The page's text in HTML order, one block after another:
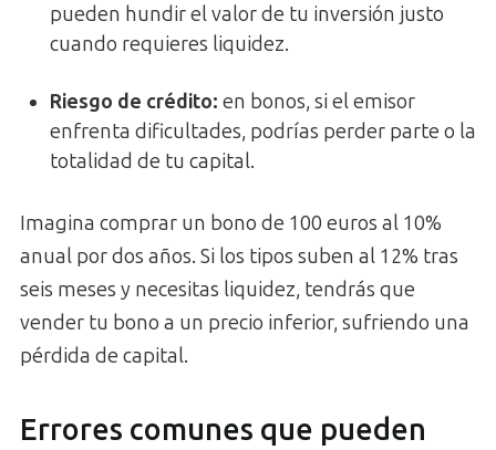
pueden hundir el valor de tu inversión justo
cuando requieres liquidez.
Riesgo de crédito: en bonos, si el emisor
enfrenta dificultades, podrías perder parte o la
totalidad de tu capital.
Imagina comprar un bono de 100 euros al 10%
anual por dos años. Si los tipos suben al 12% tras
seis meses y necesitas liquidez, tendrás que
vender tu bono a un precio inferior, sufriendo una
pérdida de capital.
Errores comunes que pueden